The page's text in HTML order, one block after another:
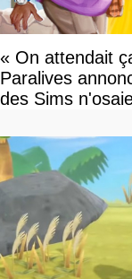
« On attendait
Paralives
des Sims